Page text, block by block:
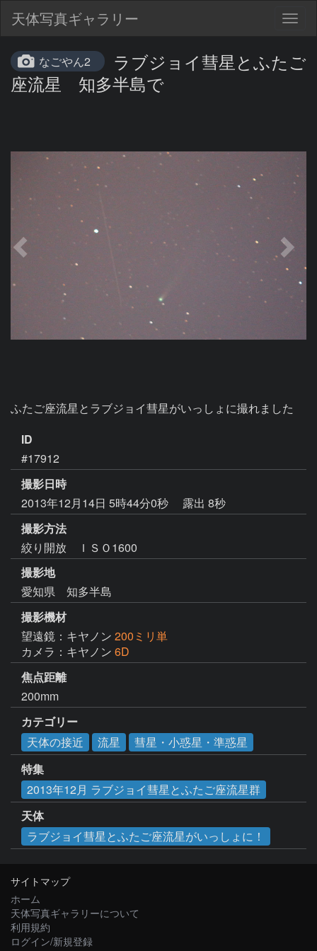
天体写真ギャラリー
なごやん2
ラブジョイ彗星とふたご
座流星 知多半島で
ふたご座流星とラブジョイ彗星がいっしょに撮れました
ID
#17912
撮影日時
2013年12月14日 5時44分0秒
露出 8秒
撮影方法
絞り開放 ＩＳＯ1600
撮影地
愛知県 知多半島
撮影機材
望遠鏡：キヤノン 200ミリ単
カメラ：キヤノン 6D
焦点距離
200mm
カテゴリー
天体の接近
流星
彗星・小惑星・準惑星
特集
2013年12月 ラブジョイ彗星とふたご座流星群
天体
ラブジョイ彗星とふたご座流星がいっしょに！
サイトマップ
ホーム
天体写真ギャラリーについて
利用規約
ログイン/新規登録